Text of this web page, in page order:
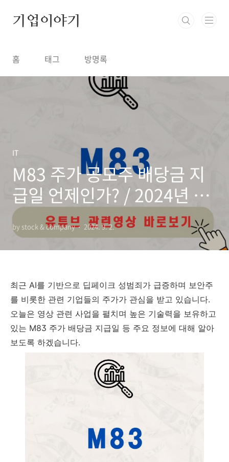
기업이야기
홈 태그 방명록
IT
M83 주가 공모주 배당금 지
급일 언제인가? / 2024년 최
신정보
by stock & company 2024. 9. 2.
최근 AI를 기반으로 딥페이크 성범죄가 급증하며 보안주
를 비롯한 관련 기업들의 주가가 관심을 받고 있습니다.
오늘은 영상 관련 사업을 펼치며 높은 기술력을 보유하고
있는 M83 주가 배당금 지급일 등 주요 정보에 대해 알아
보도록 하겠습니다.